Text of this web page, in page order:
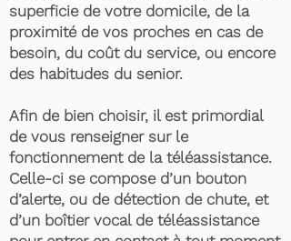
superficie de votre domicile, de la
proximité de vos proches en cas de
besoin, du coût du service, ou encore
des habitudes du senior.
Afin de bien choisir, il est primordial
de vous renseigner sur le
fonctionnement de la téléassistance.
Celle-ci se compose d’un bouton
d’alerte, ou de détection de chute, et
d’un boîtier vocal de téléassistance